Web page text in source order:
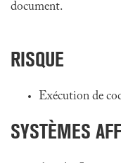
document.
RISQUE
Exécution de
SYSTÈMES